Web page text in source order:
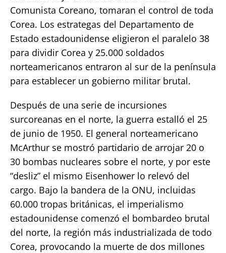
Comunista Coreano, tomaran el control de toda
Corea. Los estrategas del Departamento de
Estado estadounidense eligieron el paralelo 38
para dividir Corea y 25.000 soldados
norteamericanos entraron al sur de la península
para establecer un gobierno militar brutal.
Después de una serie de incursiones
surcoreanas en el norte, la guerra estalló el 25
de junio de 1950. El general norteamericano
McArthur se mostró partidario de arrojar 20 o
30 bombas nucleares sobre el norte, y por este
“desliz” el mismo Eisenhower lo relevó del
cargo. Bajo la bandera de la ONU, incluidas
60.000 tropas británicas, el imperialismo
estadounidense comenzó el bombardeo brutal
del norte, la región más industrializada de todo
Corea, provocando la muerte de dos millones